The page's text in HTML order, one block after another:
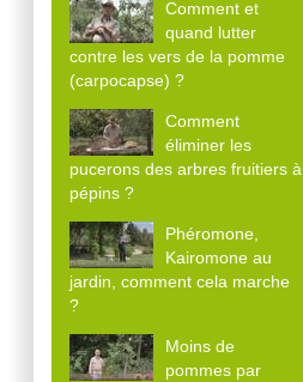
Comment et
quand lutter
contre les vers de la pomme
(carpocapse) ?
Comment
éliminer les
pucerons des arbres fruitiers à
pépins ?
Phéromone,
Kairomone au
jardin, comment cela marche
?
Moins de
pommes par